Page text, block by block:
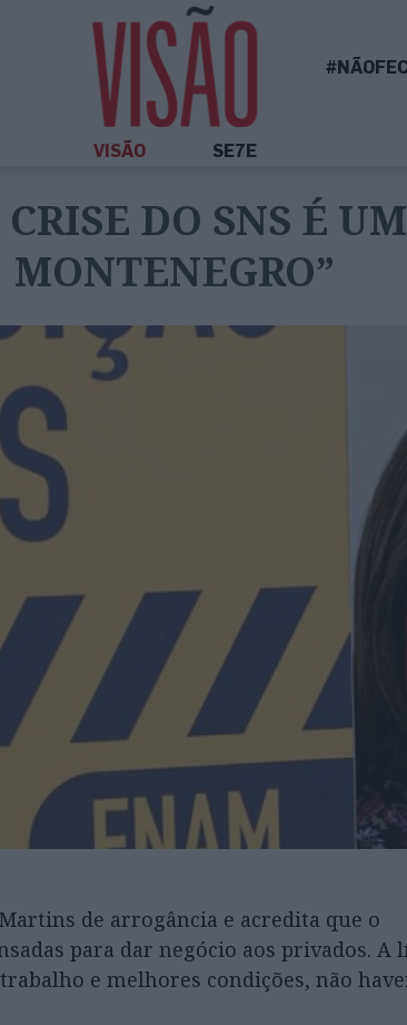
VISÃO SE7E
DO SNS É
MONTENEGRO”
de arrogância e acredita que o
para dar negócio aos privados. A
e melhores condições, não